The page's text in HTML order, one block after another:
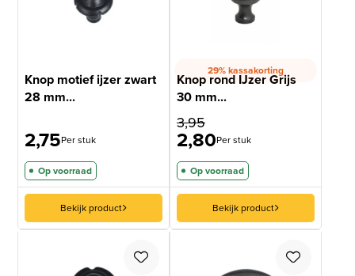
Knop motief ijzer zwart
28 mm...
2,75Per stuk
Op voorraad
Bekijk product
29% kassakorting
Knop rond IJzer Grijs
30 mm...
3,95
2,80Per stuk
Op voorraad
Bekijk product